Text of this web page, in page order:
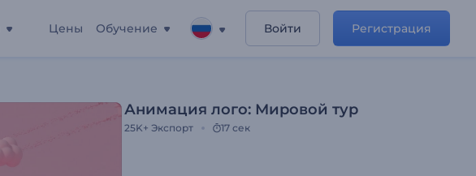
Цены Обучение Войти Регистрация
Анимация лого: Мировой тур
25K+ Экспорт 17 сек